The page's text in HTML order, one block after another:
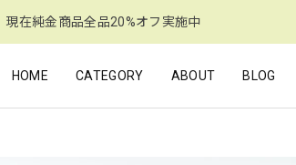
現在純金商品全品20%オフ実施中
HOME CATEGORY ABOUT BLOG